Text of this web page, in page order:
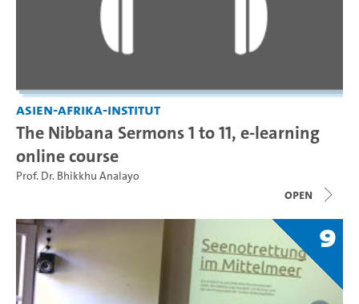
Asien-Afrika-Institut
The Nibbana Sermons 1 to 11, e-learning
online course
Prof. Dr. Bhikkhu Analayo
open
9